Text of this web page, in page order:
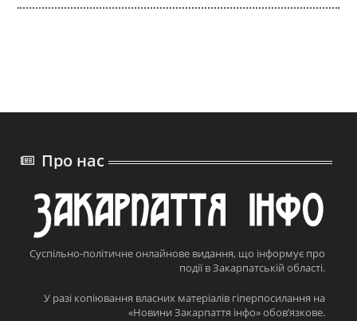
Про нас
Суспільно-політичне онлайнове видання, що інформує про
події в Закарпатській області.
У разі копіювання власних матеріалів гіперпосилання на
«Новини Закарпаття інфо» обов’язкове.